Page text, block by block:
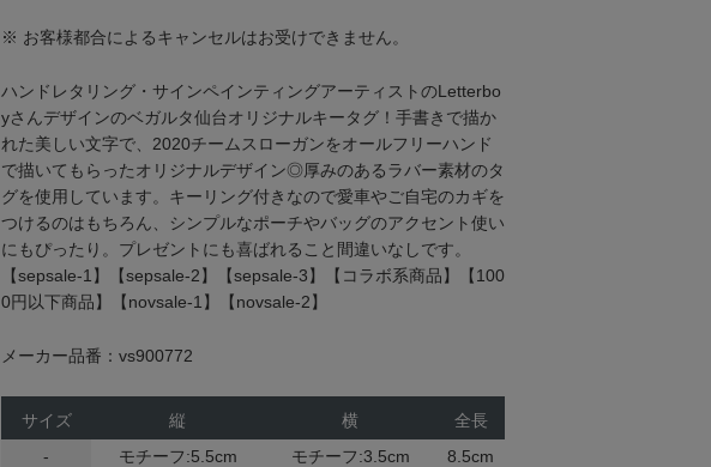
※ お客様都合によるキャンセルはお受けできません。
ハンドレタリング・サインペインティングアーティストのLetterbo
yさんデザインのベガルタ仙台オリジナルキータグ！手書きで描か
れた美しい文字で、2020チームスローガンをオールフリーハンド
で描いてもらったオリジナルデザイン◎厚みのあるラバー素材のタ
グを使用しています。キーリング付きなので愛車やご自宅のカギを
つけるのはもちろん、シンプルなポーチやバッグのアクセント使い
にもぴったり。プレゼントにも喜ばれること間違いなしです。
【sepsale-1】【sepsale-2】【sepsale-3】【コラボ系商品】【100
0円以下商品】【novsale-1】【novsale-2】
メーカー品番：vs900772
サイズ 縦 横
全長
-
モチーフ:5.5cm モチーフ:3.5cm 8.5cm